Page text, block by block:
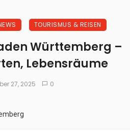
TOURISMUS & REISEN
Württemberg –
Lebensräume
27, 2025 0